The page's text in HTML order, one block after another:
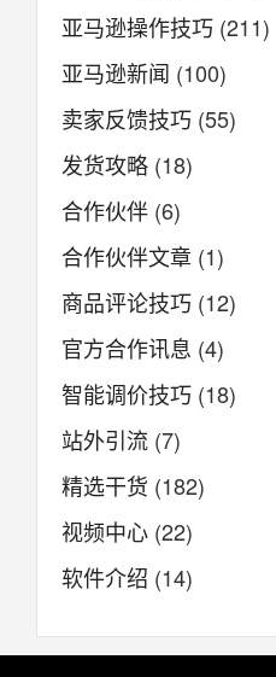
亚马逊操作技巧 (211)
亚马逊新闻 (100)
卖家反馈技巧 (55)
发货攻略 (18)
合作伙伴 (6)
合作伙伴文章 (1)
商品评论技巧 (12)
官方合作讯息 (4)
智能调价技巧 (18)
站外引流 (7)
精选干货 (182)
视频中心 (22)
软件介绍 (14)